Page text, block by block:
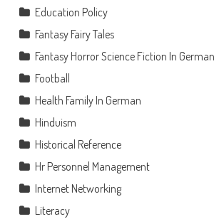
Education Policy
Fantasy Fairy Tales
Fantasy Horror Science Fiction In German
Football
Health Family In German
Hinduism
Historical Reference
Hr Personnel Management
Internet Networking
Literacy